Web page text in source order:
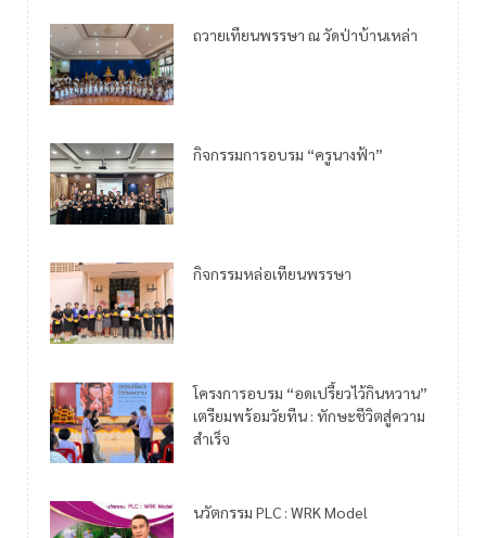
ถวายเทียนพรรษา ณ วัดป่าบ้านเหล่า
กิจกรรมการอบรม “ครูนางฟ้า”
กิจกรรมหล่อเทียนพรรษา
โครงการอบรม “อดเปรี้ยวไว้กินหวาน”
เตรียมพร้อมวัยทีน : ทักษะชีวิตสู่ความ
สำเร็จ
นวัตกรรม PLC : WRK Model